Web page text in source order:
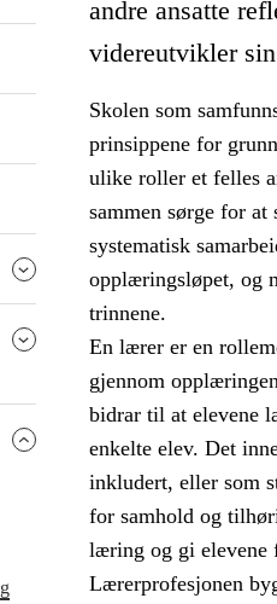
andre ansatte
videreutvikler
Skolen som
prinsippene for
ulike roller et felles
sammen sørge for
systematisk
opplæringsløpet, og
trinnene.
En lærer er en
gjennom
bidrar til at elevene
enkelte elev. Det
inkludert, eller som
for samhold og
læring og gi elevene
Lærerprofesjonen